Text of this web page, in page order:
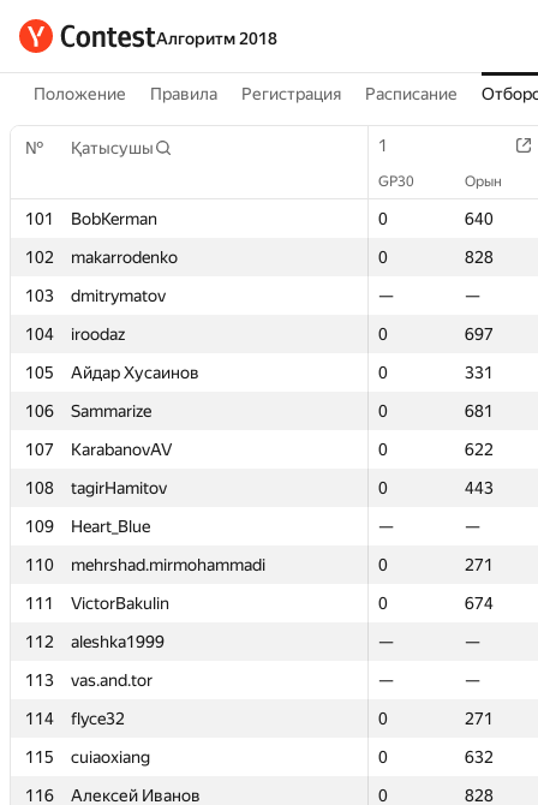
Алгоритм 2018
Положение Правила Регистрация Расписание
№ Қатысушы 1
GP30 Орын
101 BobKerman 0
640
102
makarrodenko 0
828
103
dmitrymatov —
—
104
iroodaz 0
697
105
Айдар Хусаинов 0
331
106
Sammarize 0
681
107
KarabanovAV 0
622
108
tagirHamitov 0
443
109
Heart_Blue —
—
110
mehrshad.mirmohammadi 0
271
111
VictorBakulin 0
674
112
aleshka1999 —
—
113
vas.and.tor —
—
114
flyce32 0
271
115
cuiaoxiang 0
632
116
Алексей Иванов 0
828
№ Қатысушы 1
GP30 Орын
101 BobKerman 0
640
102
makarrodenko 0
828
103
dmitrymatov —
—
104
iroodaz 0
697
105
Айдар Хусаинов 0
331
106
Sammarize 0
681
107
KarabanovAV 0
622
108
tagirHamitov 0
443
109
Heart_Blue —
—
110
mehrshad.mirmohammadi 0
271
111
VictorBakulin 0
674
112
aleshka1999 —
—
113
vas.and.tor —
—
114
flyce32 0
271
115
cuiaoxiang 0
632
116
Алексей Иванов 0
828